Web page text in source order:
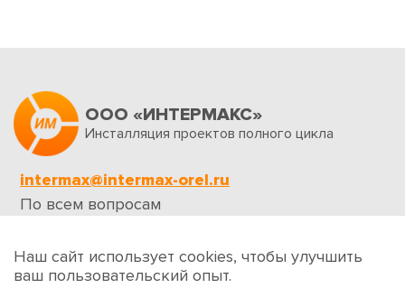
ООО «ИНТЕРМАКС»
Инсталляция проектов полного цикла
intermax@intermax-orel.ru
По всем вопросам
Обратная связь
Наш сайт использует cookies, чтобы улучшить
ваш пользовательский опыт.